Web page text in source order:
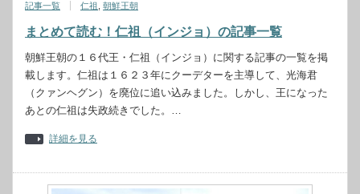
記事一覧
仁祖 朝鮮王朝
まとめて読む！仁祖（インジョ）の記事一覧
朝鮮王朝の１６代王・仁祖（インジョ）に関する記事の一覧を掲
載します。仁祖は１６２３年にクーデターを主導して、光海君
（クァンヘグン）を廃位に追い込みました。しかし、王になった
あとの仁祖は失政続きでした。…
詳細を見る